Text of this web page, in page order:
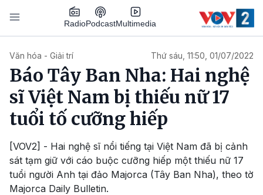
Nhảy đến nội dung
RadioPodcastMultimedia
Văn hóa - Giải trí Thứ sáu, 11:50, 01/07/2022
Báo Tây Ban Nha: Hai nghệ
sĩ Việt Nam bị thiếu nữ 17
tuổi tố cưỡng hiếp
[VOV2] - Hai nghệ sĩ nổi tiếng tại Việt Nam đã bị cảnh
sát tạm giữ với cáo buộc cưỡng hiếp một thiếu nữ 17
tuổi người Anh tại đảo Majorca (Tây Ban Nha), theo tờ
Majorca Daily Bulletin.